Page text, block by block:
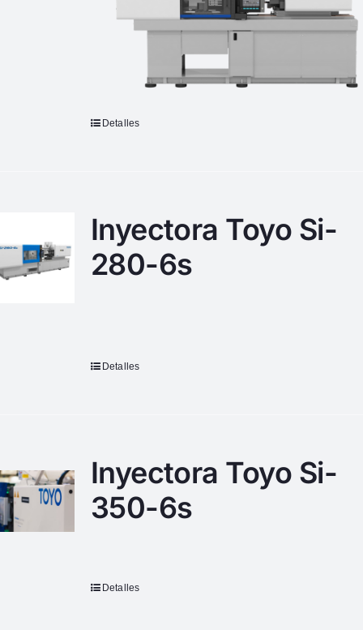
Detalles
Inyectora Toyo Si-
280-6s
Detalles
Inyectora Toyo Si-
350-6s
Detalles